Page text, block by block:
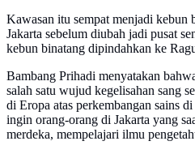
Kawasan itu sempat menjadi kebun
Jakarta sebelum diubah jadi pusat
kebun binatang dipindahkan ke
Bambang Prihadi menyatakan
salah satu wujud kegelisahan sang
di Eropa atas perkembangan sains
ingin orang-orang di Jakarta yang
merdeka, mempelajari ilmu